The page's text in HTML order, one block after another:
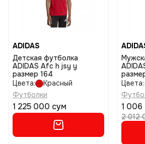
ADIDAS
Детская футболка
ADIDAS Afc h jsy y
размер 164
Цвета:
Красный
Футболки
1 225 000 сум
Цвета:
1
2 012